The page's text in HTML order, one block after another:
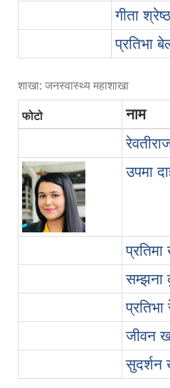
गीता
प्रतिभा
शाखा: जनस्वास्थ्य महाशाखा
फोटो नाम
उपमा
सम्झना
प्रतिभा
जीवन
सुदर्शन